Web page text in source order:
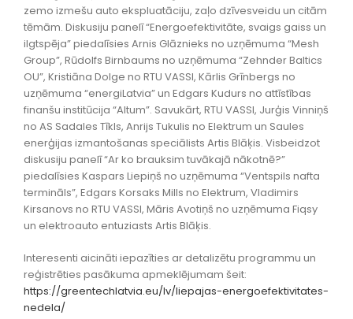
zemo izmešu auto ekspluatāciju, zaļo dzīvesveidu un citām
tēmām. Diskusiju panelī “Energoefektivitāte, svaigs gaiss un
ilgtspēja” piedalīsies Arnis Glāznieks no uzņēmuma “Mesh
Group”, Rūdolfs Birnbaums no uzņēmuma “Zehnder Baltics
OU”, Kristiāna Dolge no RTU VASSI, Kārlis Grīnbergs no
uzņēmuma “energiLatvia” un Edgars Kudurs no attīstības
finanšu institūcija “Altum”. Savukārt, RTU VASSI, Jurģis Vinniņš
no AS Sadales Tīkls, Anrijs Tukulis no Elektrum un Saules
enerģijas izmantošanas speciālists Artis Blāķis. Visbeidzot
diskusiju panelī “Ar ko brauksim tuvākajā nākotnē?”
piedalīsies Kaspars Liepiņš no uzņēmuma “Ventspils nafta
termināls”, Edgars Korsaks Mills no Elektrum, Vladimirs
Kirsanovs no RTU VASSI, Māris Avotiņš no uzņēmuma Fiqsy
un elektroauto entuziasts Artis Blāķis.
Interesenti aicināti iepazīties ar detalizētu programmu un
reģistrēties pasākuma apmeklējumam šeit:
https://greentechlatvia.eu/lv/liepajas-energoefektivitates-
nedela/